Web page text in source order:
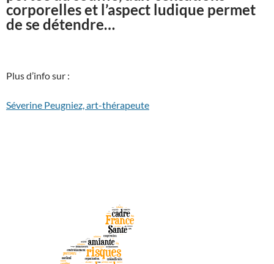
corporelles et l’aspect ludique permet
de se détendre…
Plus d’info sur :
Séverine Peugniez, art-thérapeute